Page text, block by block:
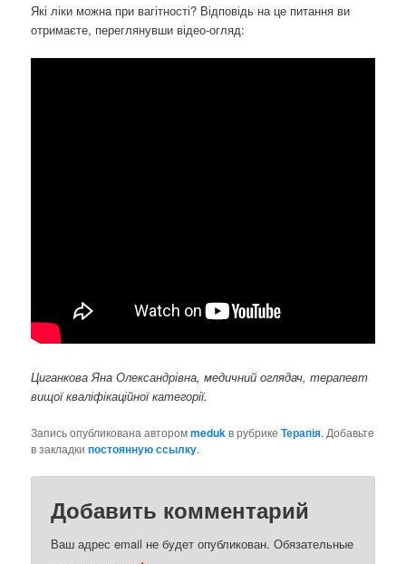
Які ліки можна при вагітності? Відповідь на це питання ви
отримаєте, переглянувши відео-огляд:
Циганкова Яна Олександрівна, медичний оглядач, терапевт
вищої кваліфікаційної категорії.
Запись опубликована авторомmedukв рубрикеТерапія. Добавьте
в закладкипостоянную ссылку.
Добавить комментарий
Ваш адрес email не будет опубликован. Обязательные